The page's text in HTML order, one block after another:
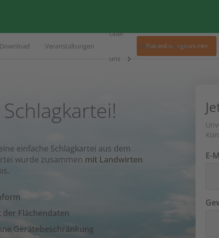
Download Veranstaltungen
Über
uns
Blog Kontakt
Kostenlos registrieren
einfache Schlagkartei aus dem
wurde zusammen mit Landwirten
Flächendaten
Gerätebeschränkung
E-